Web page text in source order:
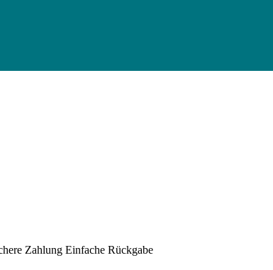
Zahlung Einfache Rückgabe